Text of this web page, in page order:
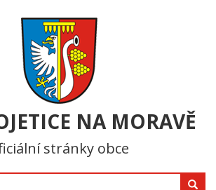
NA MORAVĚ
stránky obce